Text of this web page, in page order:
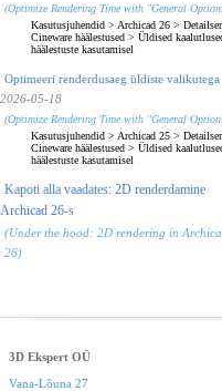
(Optimize Rendering Time with "General
Kasutusjuhendid > Archicad 26 >
Cineware häälestused > Üldised
häälestuste kasutamisel
Optimeeri renderdusaeg üldiste valikutega
2026-05-18
(Optimize Rendering Time with "General
Kasutusjuhendid > Archicad 25 >
Cineware häälestused > Üldised
häälestuste kasutamisel
Kapoti alla vaadates: 2D renderdamine
Archicad 26-s
(Under the hood: 2D rendering in
26)
3D Ekspert OÜ
Vana-Lõuna 27